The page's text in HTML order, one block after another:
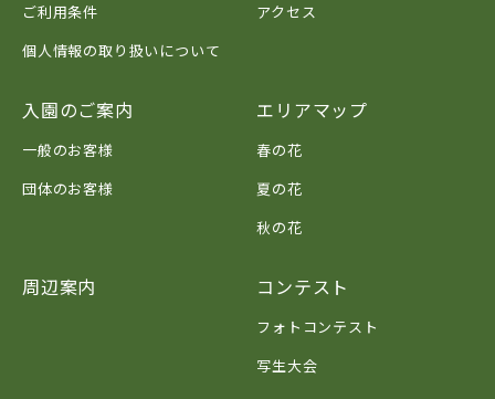
ご利用条件
個人情報の取り扱いについて
アクセス
入園のご案内
一般のお客様
団体のお客様
エリアマップ
春の花
夏の花
秋の花
周辺案内 コンテスト
フォトコンテスト
写生大会